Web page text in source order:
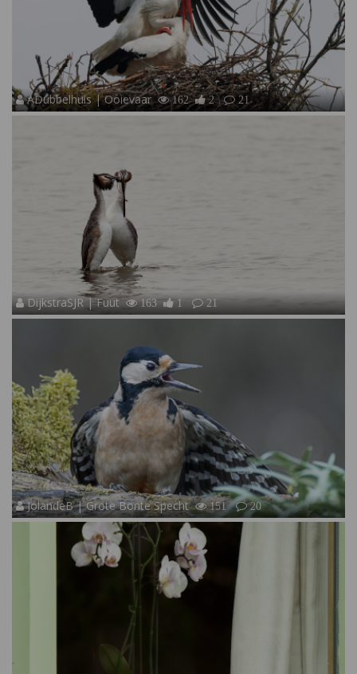
ADubbelhuis | Ooievaar 162 2 21
DijkstraSJR | Fuut 163 1 21
JolandeB | Grote Bonte Specht 151 20